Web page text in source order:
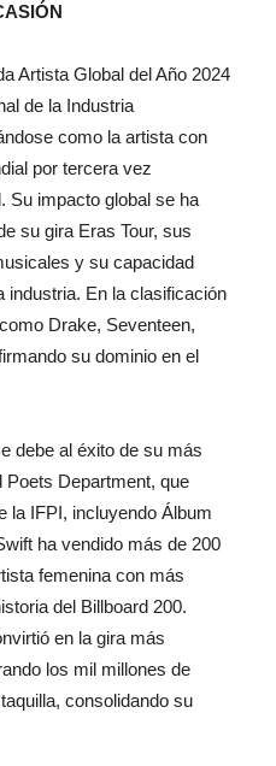
Artista Global del Año 2024
de la Industria
como la artista con
por tercera vez
Su impacto global se ha
su gira Eras Tour, sus
y su capacidad
industria. En la clasificación
Drake, Seventeen,
su dominio en el
debe al éxito de su más
Poets Department, que
la IFPI, incluyendo Álbum
ha vendido más de 200
femenina con más
del Billboard 200.
en la gira más
los mil millones de
consolidando su